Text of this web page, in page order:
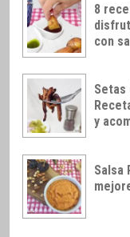
8
con
Setas
y
Salsa